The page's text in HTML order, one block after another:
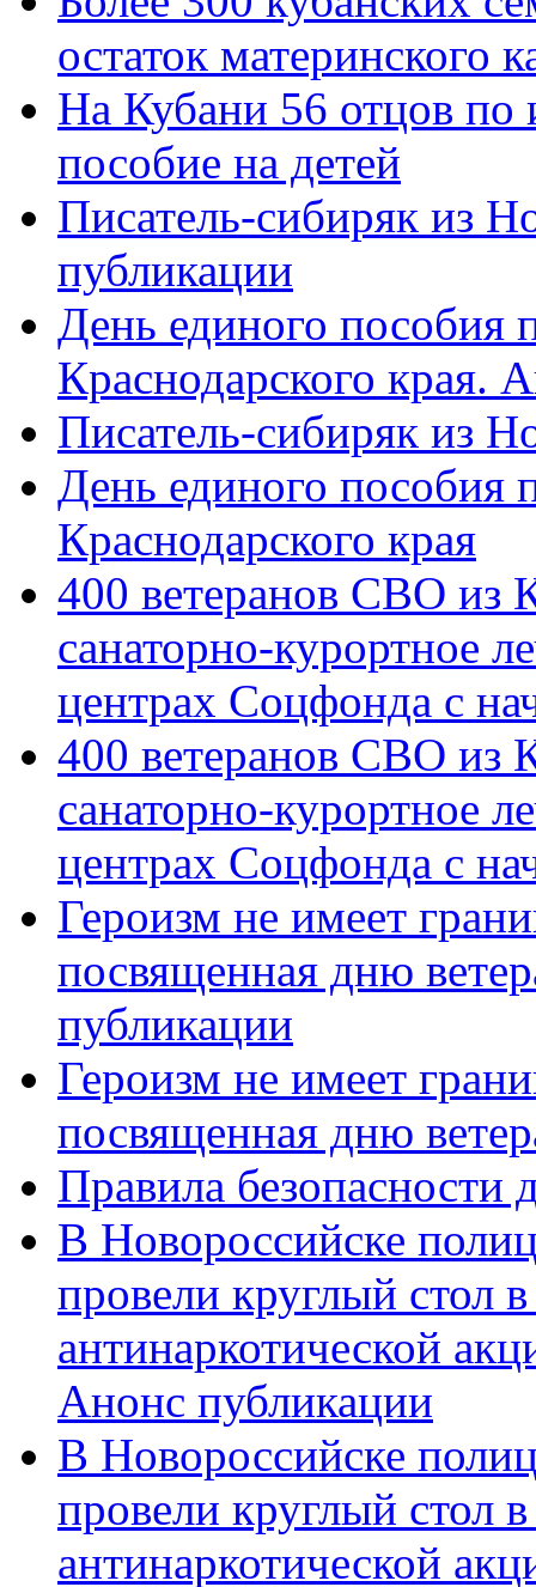
остаток материнского
На Кубани 56 отцов по
пособие на детей
Писатель-сибиряк из
публикации
День единого пособия
Краснодарского края.
Писатель-сибиряк из
День единого пособия
Краснодарского края
400 ветеранов СВО из
санаторно-курортное
центрах Соцфонда с
400 ветеранов СВО из
санаторно-курортное
центрах Соцфонда с
Героизм не имеет
посвященная дню
публикации
Героизм не имеет
посвященная дню
Правила безопасности
В Новороссийске
провели круглый стол
антинаркотической
Анонс публикации
В Новороссийске
провели круглый стол
антинаркотической